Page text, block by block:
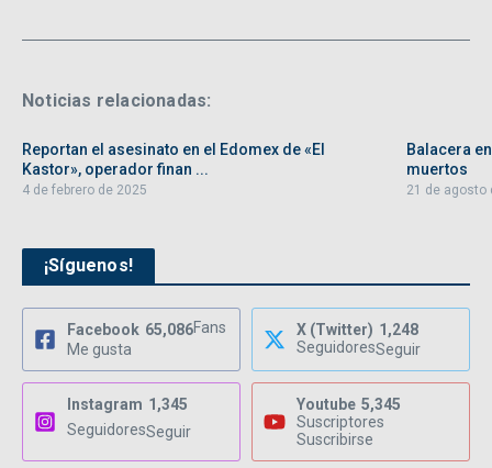
Noticias relacionadas:
Reportan el asesinato en el Edomex de «El
Kastor», operador finan ...
4 de febrero de 2025
Balacera
muertos
21 de agosto
¡Síguenos!
Facebook 65,086Fans
Me gusta
X (Twitter) 1,248
SeguidoresSeguir
Instagram 1,345
SeguidoresSeguir
Youtube 5,345
Suscriptores
Suscribirse